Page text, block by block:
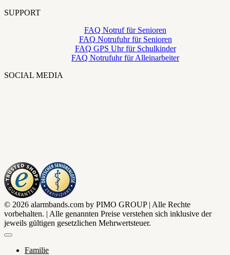
SUPPORT
FAQ Notruf für Senioren
FAQ Notrufuhr für Senioren
FAQ GPS Uhr für Schulkinder
FAQ Notrufuhr für Alleinarbeiter
SOCIAL MEDIA
© 2026 alarmbands.com by PIMO GROUP | Alle Rechte
vorbehalten. | Alle genannten Preise verstehen sich inklusive der
jeweils gültigen gesetzlichen Mehrwertsteuer.
Familie